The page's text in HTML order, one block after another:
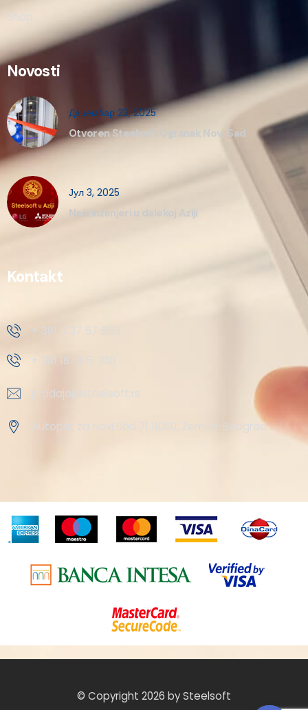
Shop
Novosti
Децембар 23, 2025
Otvoren Steelsoft Ogranak Novi Sad
Јул 3, 2025
Naši inženjeri u dalekoj Aziji
Kontakt
+ 381 11 37 57 555
+ 381 18 41 51 230
prodaja@steelsoft.rs
Autoput za Novi Sad 71 11080, Zemun-Beograd
© Copyright 2026 by Steelsoft